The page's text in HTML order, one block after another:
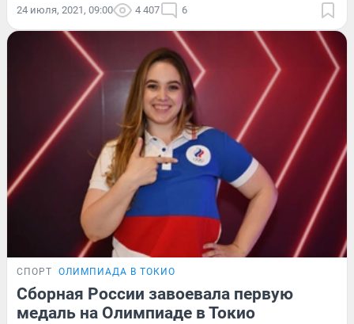
24 июля, 2021, 09:00 4 407 6
СПОРТ ОЛИМПИАДА В ТОКИО
Сборная России завоевала первую
медаль на Олимпиаде в Токио